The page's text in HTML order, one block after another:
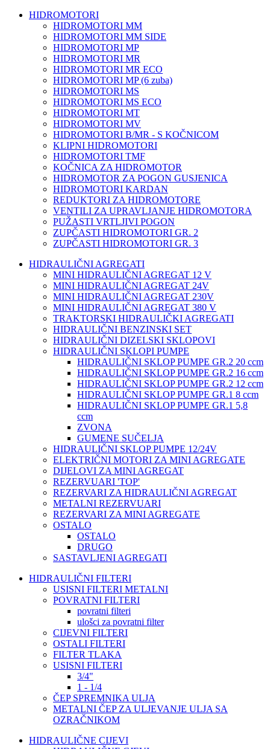
HIDROMOTORI
HIDROMOTORI MM
HIDROMOTORI MM SIDE
HIDROMOTORI MP
HIDROMOTORI MR
HIDROMOTORI MR ECO
HIDROMOTORI MP (6 zuba)
HIDROMOTORI MS
HIDROMOTORI MS ECO
HIDROMOTORI MT
HIDROMOTORI MV
HIDROMOTORI B/MR - S KOČNICOM
KLIPNI HIDROMOTORI
HIDROMOTORI TMF
KOČNICA ZA HIDROMOTOR
HIDROMOTOR ZA POGON GUSJENICA
HIDROMOTORI KARDAN
REDUKTORI ZA HIDROMOTORE
VENTILI ZA UPRAVLJANJE HIDROMOTORA
PUŽASTI VRTLJIVI POGON
ZUPČASTI HIDROMOTORI GR. 2
ZUPČASTI HIDROMOTORI GR. 3
HIDRAULIČNI AGREGATI
MINI HIDRAULIČNI AGREGAT 12 V
MINI HIDRAULIČNI AGREGAT 24V
MINI HIDRAULIČNI AGREGAT 230V
MINI HIDRAULIČNI AGREGAT 380 V
TRAKTORSKI HIDRAULIČKI AGREGATI
HIDRAULIČNI BENZINSKI SET
HIDRAULIČNI DIZELSKI SKLOPOVI
HIDRAULIČNI SKLOPI PUMPE
HIDRAULIČNI SKLOP PUMPE GR.2 20 ccm
HIDRAULIČNI SKLOP PUMPE GR.2 16 ccm
HIDRAULIČNI SKLOP PUMPE GR.2 12 ccm
HIDRAULIČNI SKLOP PUMPE GR.1 8 ccm
HIDRAULIČNI SKLOP PUMPE GR.1 5,8
ccm
ZVONA
GUMENE SUČELJA
HIDRAULIČNI SKLOP PUMPE 12/24V
ELEKTRIČNI MOTORI ZA MINI AGREGATE
DIJELOVI ZA MINI AGREGAT
REZERVUARI 'TOP'
REZERVARI ZA HIDRAULIČNI AGREGAT
METALNI REZERVUARI
REZERVARI ZA MINI AGREGATE
OSTALO
OSTALO
DRUGO
SASTAVLJENI AGREGATI
HIDRAULIČNI FILTERI
USISNI FILTERI METALNI
POVRATNI FILTERI
povratni filteri
ulošci za povratni filter
CIJEVNI FILTERI
OSTALI FILTERI
FILTER TLAKA
USISNI FILTERI
3/4"
1 - 1/4
ČEP SPREMNIKA ULJA
METALNI ČEP ZA ULJEVANJE ULJA SA
OZRAČNIKOM
HIDRAULIČNE CIJEVI